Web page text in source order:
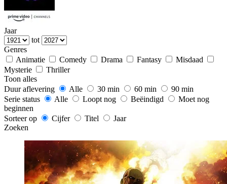
Jaar
tot
Genres
Animatie
Comedy Drama Fantasy
Misdaad
Mysterie
Thriller
Toon alles
Duur aflevering
Alle 30 min 60 min
90 min
Serie status
Alle Loopt nog Beëindigd
Moet nog
beginnen
Sorteer op
Cijfer Titel
Jaar
Zoeken